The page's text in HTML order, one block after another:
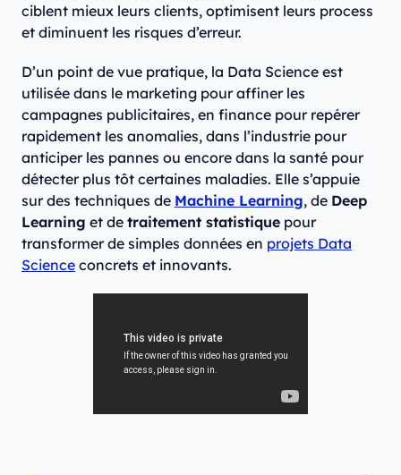
ciblent mieux leurs clients, optimisent leurs process
et diminuent les risques d’erreur.
D’un point de vue pratique, la Data Science est
utilisée dans le marketing pour affiner les
campagnes publicitaires, en finance pour repérer
rapidement les anomalies, dans l’industrie pour
anticiper les pannes ou encore dans la santé pour
détecter plus tôt certaines maladies. Elle s’appuie
sur des techniques de Machine Learning, de Deep
Learning et de traitement statistique pour
transformer de simples données en projets Data
Science concrets et innovants.